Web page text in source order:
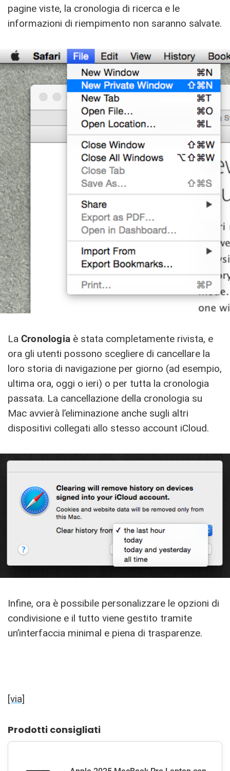
pagine viste, la cronologia di ricerca e le
informazioni di riempimento non saranno salvate.
La Cronologia è stata completamente rivista, e
ora gli utenti possono scegliere di cancellare la
loro storia di navigazione per giorno (ad esempio,
ultima ora, oggi o ieri) o per tutta la cronologia
passata. La cancellazione della cronologia su
Mac avvierà l’eliminazione anche sugli altri
dispositivi collegati allo stesso account iCloud.
Infine, ora è possibile personalizzare le opzioni di
condivisione e il tutto viene gestito tramite
un’interfaccia minimal e piena di trasparenze.
[via]
Prodotti consigliati